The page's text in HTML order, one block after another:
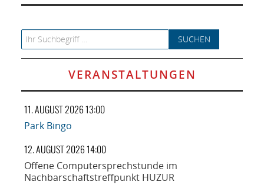
Search for:
VERANSTALTUNGEN
11. AUGUST 2026 13:00
Park Bingo
12. AUGUST 2026 14:00
Offene Computersprechstunde im
Nachbarschaftstreffpunkt HUZUR